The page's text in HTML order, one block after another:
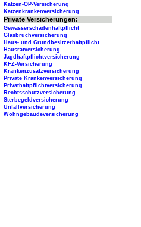
Katzen-OP-Versicherung
Katzenkrankenversicherung
Private Versicherungen:
Gewässerschadenhaftpflicht
Glasbruchversicherung
Haus- und Grundbesitzerhaftpflicht
Hausratversicherung
Jagdhaftpflichtversicherung
KFZ-Versicherung
Krankenzusatzversicherung
Private Krankenversicherung
Privathaftpflichtversicherung
Rechtsschutzversicherung
Sterbegeldversicherung
Unfallversicherung
Wohngebäudeversicherung